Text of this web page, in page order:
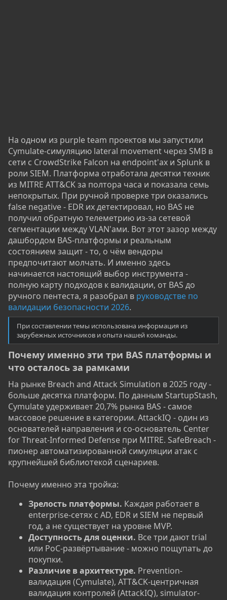
На одном из purple team проектов мы запустили
Cymulate-симуляцию lateral movement через SMB в
сети с CrowdStrike Falcon на endpoint'ах и Splunk в
роли SIEM. Платформа отработала десятки техник
из MITRE ATT&CK за полтора часа и показала семь
непокрытых. При ручной проверке три оказались
false negative - EDR их детектировал, но BAS не
получил обратную телеметрию из-за сетевой
сегментации между VLAN'ами. Вот этот зазор между
дашбордом BAS-платформы и реальным
состоянием защит - то, о чём вендоры
предпочитают молчать. И именно здесь
начинается настоящий выбор инструмента -
полную карту подходов к валидации, от BAS до
ручного пентеста, я разобрал в руководстве по
валидации безопасности 2026.
При составлении темы использована информация из
зарубежных источников и опыта нашей команды.
Почему именно эти три BAS платформы и
что осталось за рамками​
На рынке Breach and Attack Simulation в 2025 году -
больше десятка платформ. По данным StartupStash,
Cymulate удерживает 20,7% рынка BAS - самое
массовое решение в категории. AttackIQ - один из
основателей направления и со-основатель Center
for Threat-Informed Defense при MITRE. SafeBreach -
пионер автоматизированной симуляции атак с
крупнейшей библиотекой сценариев.
Почему именно эта тройка:
Зрелость платформы. Каждая работает в
enterprise-сетях с AD, EDR и SIEM не первый
год, а не существует на уровне MVP.
Доступность для оценки. Все три дают trial
или PoC-развёртывание - можно пощупать до
покупки.
Различие в архитектуре. Prevention-
валидация (Cymulate), ATT&CK-центричная
валидация контролей (AttackIQ), simulator-